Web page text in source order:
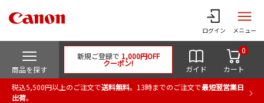
ログイン メニュー
商品を探す
新規ご登録で 1,000円OFF
クーポン!
ガイド カート
0
税込5,500円以上のご注文で送料無料。13時までのご注文で最短翌営業日
出荷。